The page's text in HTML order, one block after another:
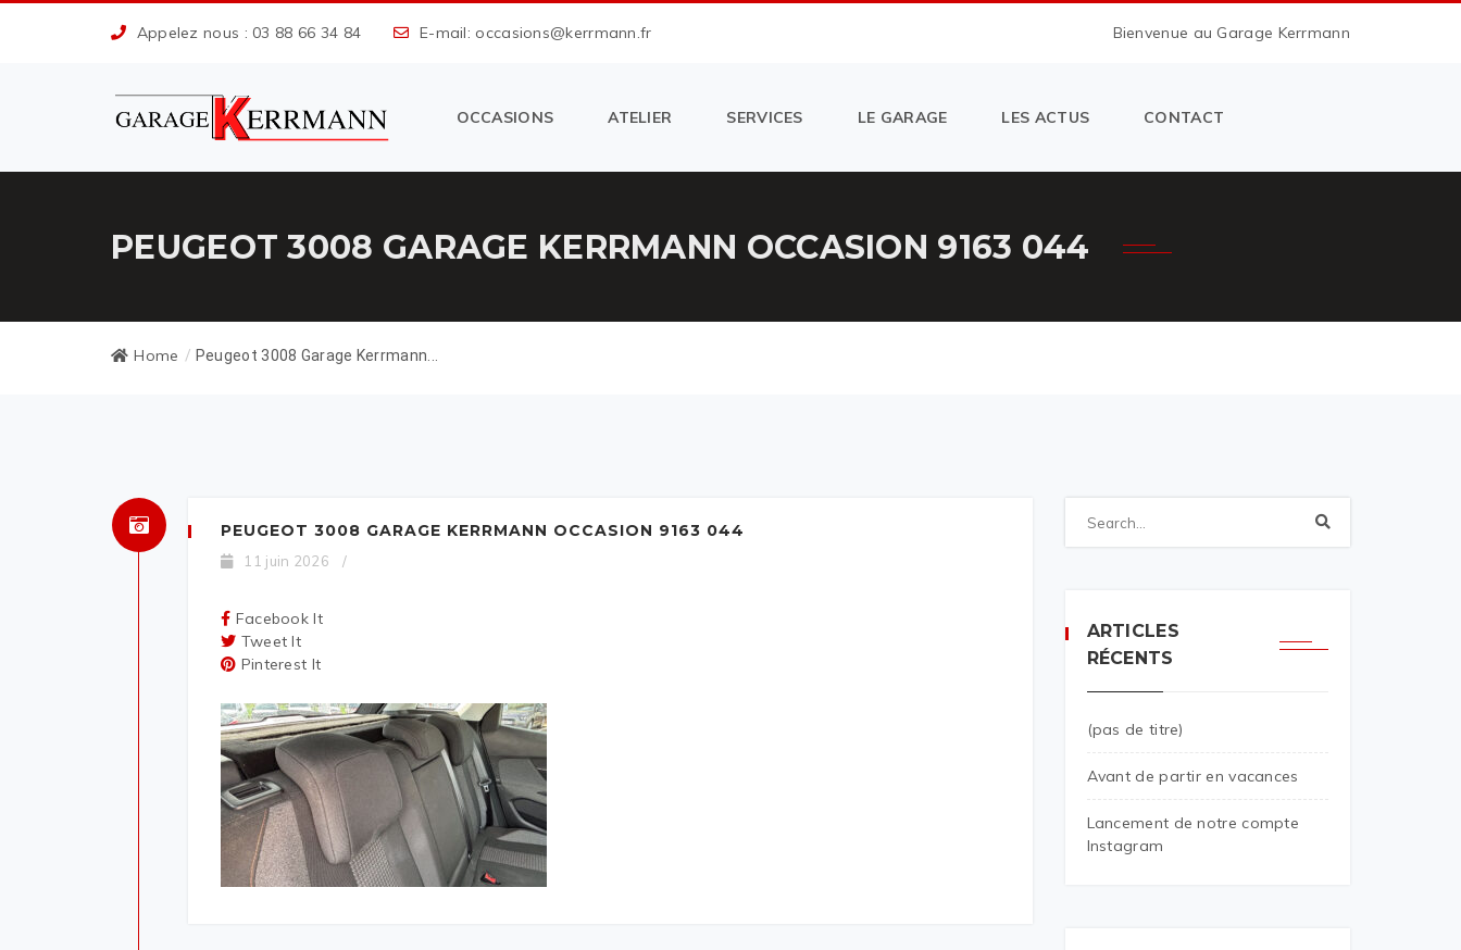
Appelez nous : 03 88 66 34 84 E-mail: occasions@kerrmann.fr Bienvenue au Garage Kerrmann
OCCASIONS ATELIER SERVICES LE GARAGE LES ACTUS CONTACT
PEUGEOT 3008 GARAGE KERRMANN OCCASION 9163 044
Home / Peugeot 3008 Garage Kerrmann...
PEUGEOT 3008 GARAGE KERRMANN OCCASION 9163 044
11 juin 2026 /
Facebook It
Tweet It
Pinterest It
ARTICLES
RÉCENTS
(pas de titre)
Avant de partir en vacances
Lancement de notre compte
Instagram